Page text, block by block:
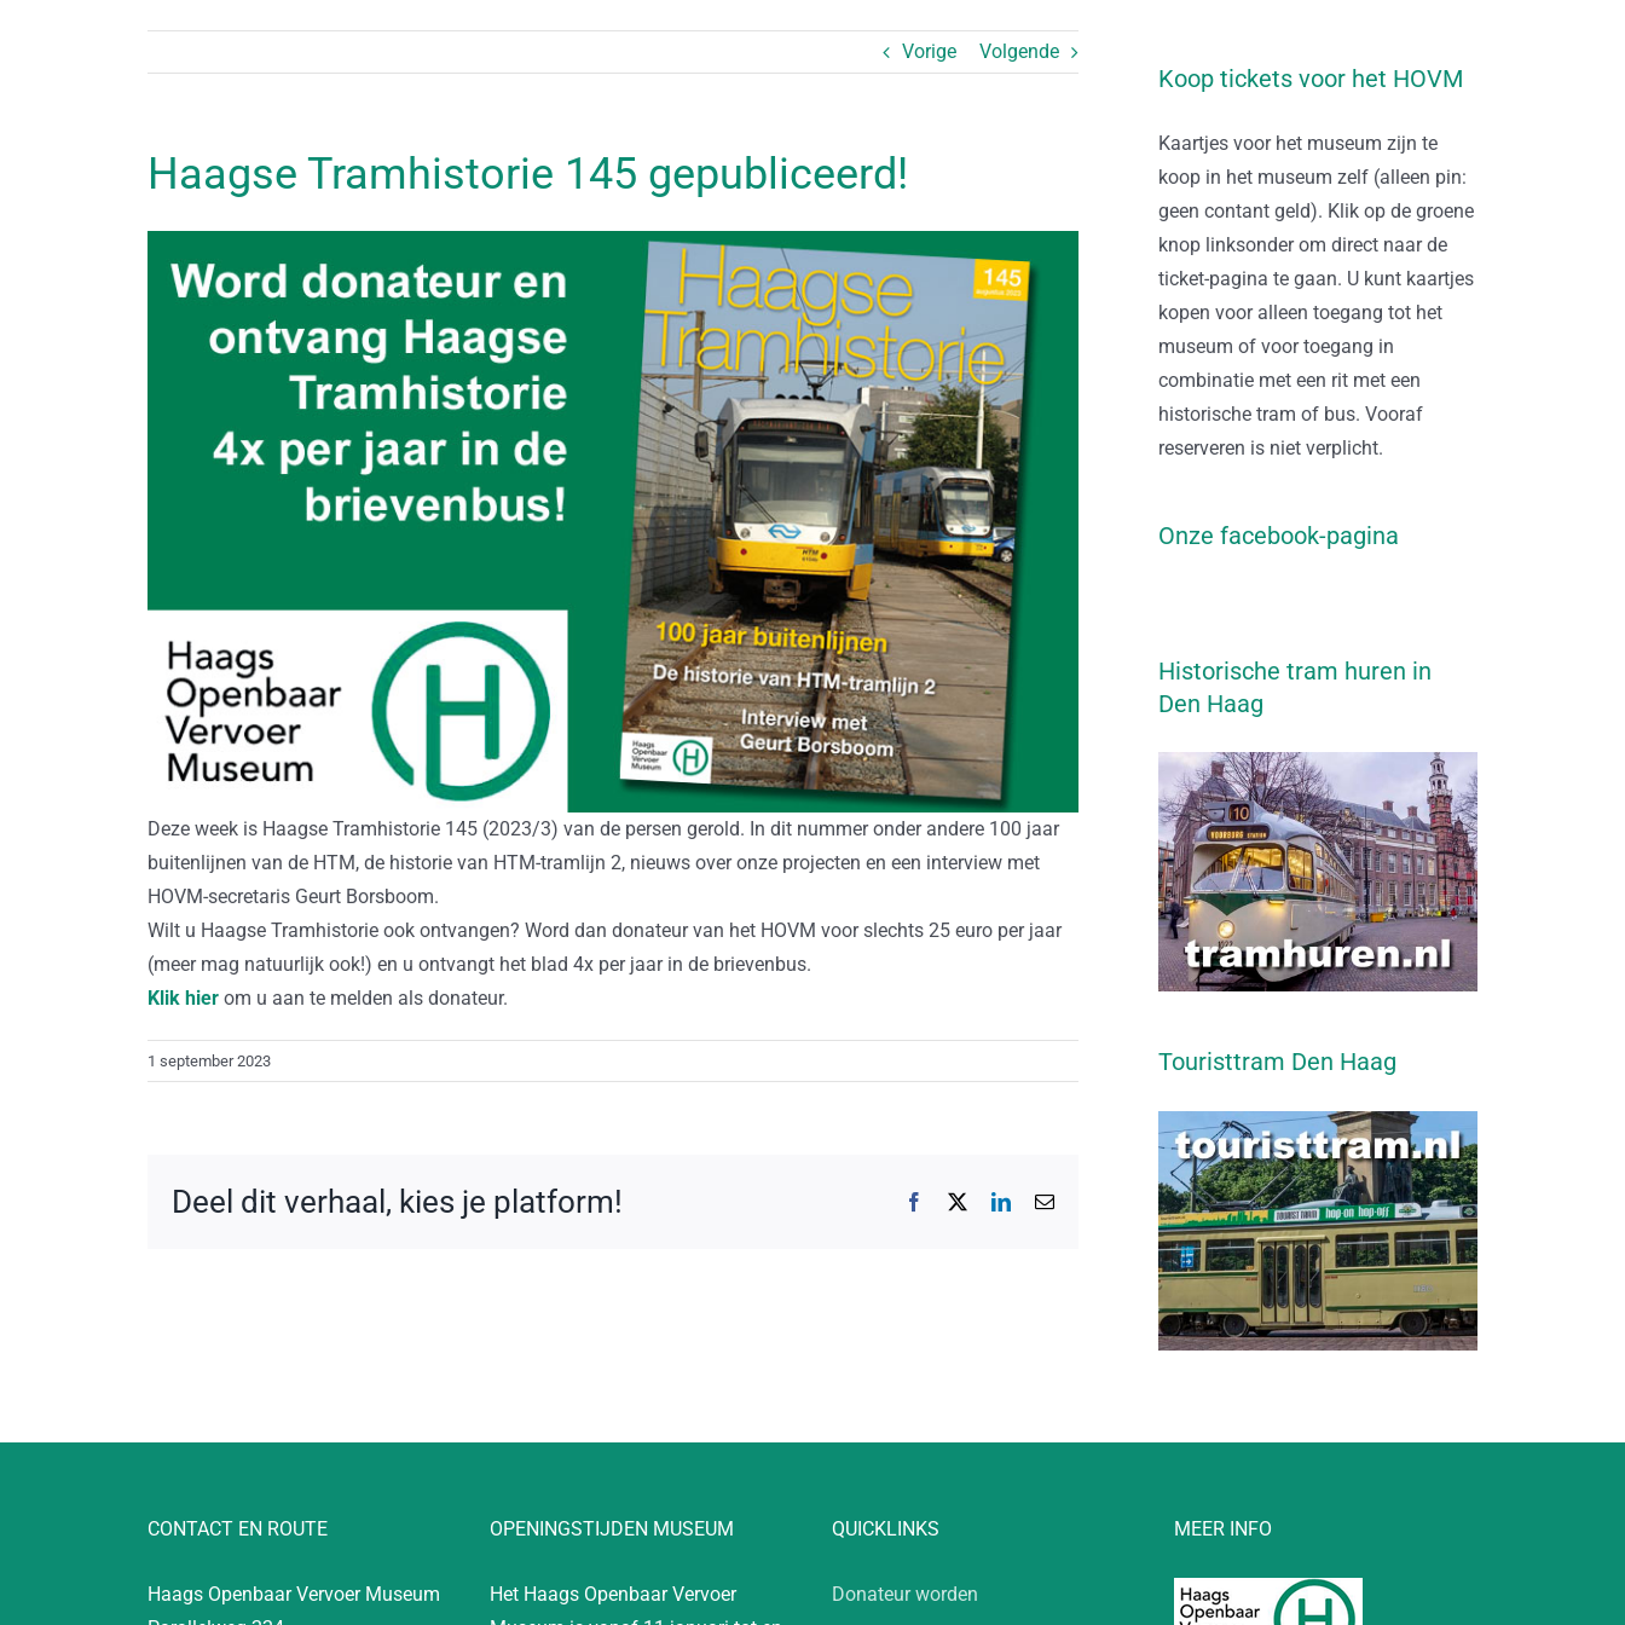
Vorige Volgende
Haagse Tramhistorie 145 gepubliceerd!
Deze week is Haagse Tramhistorie 145 (2023/3) van de persen gerold. In dit nummer onder andere 100 jaar
buitenlijnen van de HTM, de historie van HTM-tramlijn 2, nieuws over onze projecten en een interview met
HOVM-secretaris Geurt Borsboom.
Wilt u Haagse Tramhistorie ook ontvangen? Word dan donateur van het HOVM voor slechts 25 euro per jaar
(meer mag natuurlijk ook!) en u ontvangt het blad 4x per jaar in de brievenbus.
Klik hier om u aan te melden als donateur.
1 september 2023
Deel dit verhaal, kies je platform! Facebook LinkedIn
E-
Koop tickets voor het HOVM
Kaartjes voor het museum zijn te
koop in het museum zelf (alleen pin:
geen contant geld). Klik op de groene
knop linksonder om direct naar de
ticket-pagina te gaan. U kunt kaartjes
kopen voor alleen toegang tot het
museum of voor toegang in
combinatie met een rit met een
historische tram of bus. Vooraf
reserveren is niet verplicht.
Onze facebook-pagina
Historische tram huren in
Den Haag
Touristtram Den Haag
CONTACT EN ROUTE
Haags Openbaar Vervoer Museum
OPENINGSTIJDEN MUSEUM
Het Haags Openbaar Vervoer
QUICKLINKS
Donateur worden
MEER INFO